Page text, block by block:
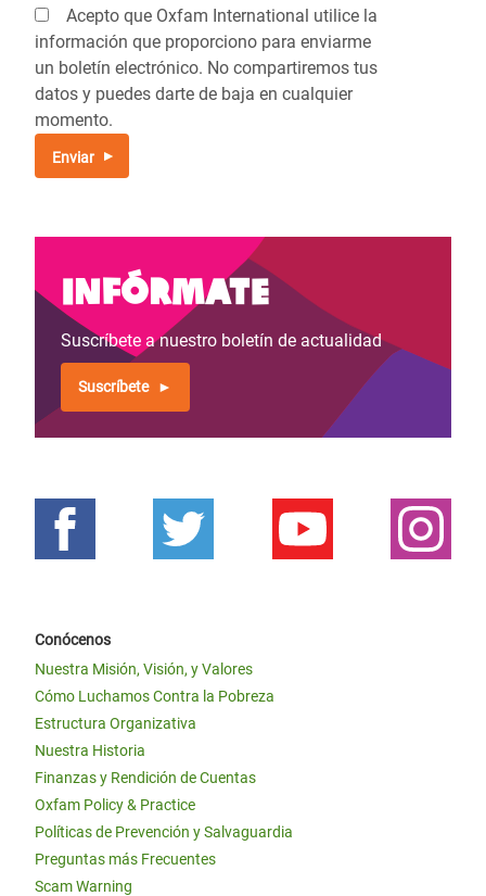
Acepto que Oxfam International utilice la
información que proporciono para enviarme
un boletín electrónico. No compartiremos tus
datos y puedes darte de baja en cualquier
momento.
Infórmate
Suscríbete a nuestro boletín de actualidad
Suscríbete
Conócenos
Nuestra Misión, Visión, y Valores
Cómo Luchamos Contra la Pobreza
Estructura Organizativa
Nuestra Historia
Finanzas y Rendición de Cuentas
Oxfam Policy & Practice
Políticas de Prevención y Salvaguardia
Preguntas más Frecuentes
Scam Warning